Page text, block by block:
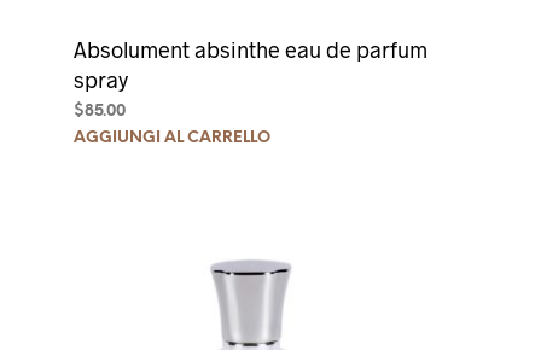
Absolument absinthe eau de parfum
spray
$85.00
AGGIUNGI AL CARRELLO